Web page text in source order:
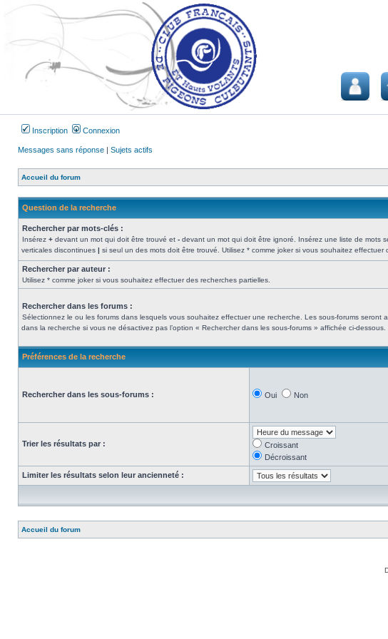
Inscription Connexion
Messages sans réponse | Sujets actifs
Accueil du forum
Question de la recherche
Rechercher par mots-clés :
Insérez + devant un mot qui doit être trouvé et - devant un mot qui doit être ignoré. Insérez une liste de mots
verticales discontinues | si seul un des mots doit être trouvé. Utilisez * comme joker si vous souhaitez effectuer
Rechercher par auteur :
Utilisez * comme joker si vous souhaitez effectuer des recherches partielles.
Rechercher dans les forums :
Sélectionnez le ou les forums dans lesquels vous souhaitez effectuer une recherche. Les sous-forums seront
dans la recherche si vous ne désactivez pas l’option « Rechercher dans les sous-forums » affichée ci-dessous.
Préférences de la recherche
Rechercher dans les sous-forums : Oui Non
Trier les résultats par :
Croissant
Décroissant
Limiter les résultats selon leur ancienneté :
Accueil du forum